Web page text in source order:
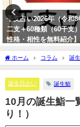
干支占い2026年（令和8
二支＋60種類（60干支
性格・相性を無料紹介】
ホーム コラム 誕
有り！）
誕生日占い 誕生鮨
10月の誕生鮨一
り！）